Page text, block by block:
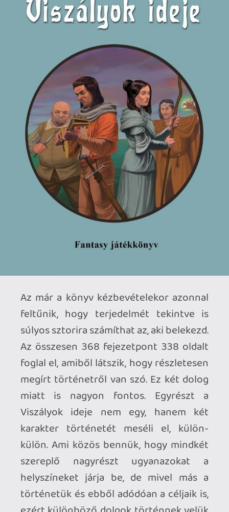
karakter történetét meséli el, külön-
külön. Ami közös bennük, hogy mindkét
szereplő nagyrészt ugyanazokat a
helyszíneket járja be, de mivel más a
történetük és ebből adódóan a céljaik is,
ezért különböző dolgok történnek velük
a kalandjuk során. A két sztoriszál nem
fut össze, de amikor az egyiken
túlvagyunk (akár sikertelenül is), a
másiknál már sokkal jobban otthon
érezzük magunkat az Eingurd
királyságban - pedig nagyon más a két út.
Rheana a Béke istennőjének papja, akinek
feladatként az jut, hogy kutasson fel öt
ősi szobrot, amivel megakadályozhatja a
kibontakozó politikai káoszt és háborút.
Kis túlzással a világ terhe nyugszik a
vállán. Vele szemben Talasin - aki a
tartja fent magát - egy napon rossz
tartott barátját és saját magát. Őt a
legkevésbé sem érinti meg a kitörni
készülő politikai viszály, hiszen jóval
kisebb tétben játszik, viszont az ő
szemén keresztül jobban
megismerhetjük az ábrázolt világ
bűnözői rétegének mindennapjait is. Két
sztori, közös helyszínek, más lehet, hogy
két kötetben írta volna meg az egészet.